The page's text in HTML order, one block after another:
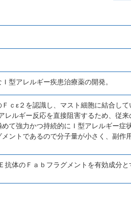
型アレルギー疾患治療薬の開発。
ｃε２を認識し、マスト細胞に結合して
レルギー反応を直接阻害するため、従来
て強力かつ持続的にＩ型アレルギー症
ントであるので分子量が小さく、副作
抗体のＦａｂフラグメントを有効成分と